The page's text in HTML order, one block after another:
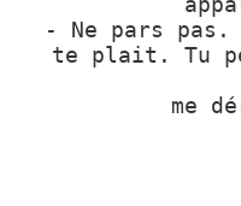
- Ne pars pas.
te plait. Tu
me